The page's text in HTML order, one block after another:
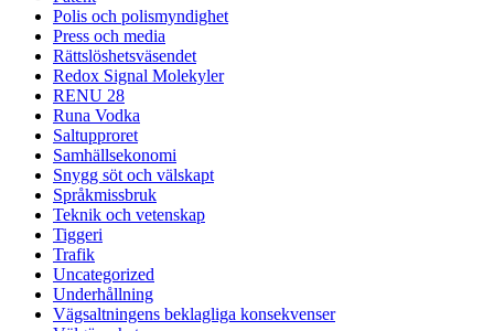
Polis och polismyndighet
Press och media
Rättslöshetsväsendet
Redox Signal Molekyler
RENU 28
Runa Vodka
Saltupproret
Samhällsekonomi
Snygg söt och välskapt
Språkmissbruk
Teknik och vetenskap
Tiggeri
Trafik
Uncategorized
Underhållning
Vägsaltningens beklagliga konsekvenser